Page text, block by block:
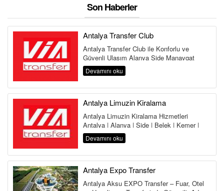
Son Haberler
Antalya Transfer Club
Antalya Transfer Club ile Konforlu ve
Güvenli Ulaşım Alanya Side Manavgat
Belek Kemer Kundu Lara Antalya
Havalima...
Devamını oku
Antalya Limuzin Kiralama
Antalya Limuzin Kiralama Hizmetleri
Antalya | Alanya | Side | Belek | Kemer |
Lara | Kundu | Land of Legends Antalya,...
Devamını oku
Antalya Expo Transfer
Antalya Aksu EXPO Transfer – Fuar, Otel